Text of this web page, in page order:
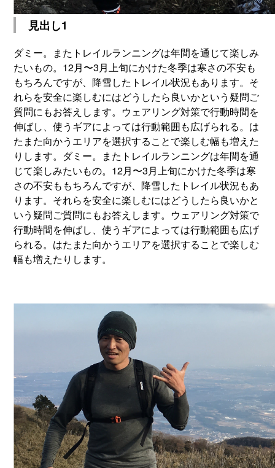
見出し1
ダミー。またトレイルランニングは年間を通じて楽しみ
たいもの。12月〜3月上旬にかけた冬季は寒さの不安も
もちろんですが、降雪したトレイル状況もあります。そ
れらを安全に楽しむにはどうしたら良いかという疑問ご
質問にもお答えします。ウェアリング対策で行動時間を
伸ばし、使うギアによっては行動範囲も広げられる。は
たまた向かうエリアを選択することで楽しむ幅も増えた
りします。ダミー。またトレイルランニングは年間を通
じて楽しみたいもの。12月〜3月上旬にかけた冬季は寒
さの不安ももちろんですが、降雪したトレイル状況もあ
ります。それらを安全に楽しむにはどうしたら良いかと
いう疑問ご質問にもお答えします。ウェアリング対策で
行動時間を伸ばし、使うギアによっては行動範囲も広げ
られる。はたまた向かうエリアを選択することで楽しむ
幅も増えたりします。